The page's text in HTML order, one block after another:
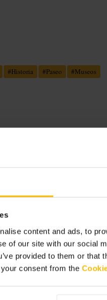
content and ads, to
of our site with our social
provided to them or
consent from the
#Historia #Paseo #Museos
de tiendas de recuerdos,
ofrecen visitas guiadas.
y patios escondidos.
o por la zona del palacio si
entra en las closes para
prenda impermeable: el
una cafetería o una tienda de